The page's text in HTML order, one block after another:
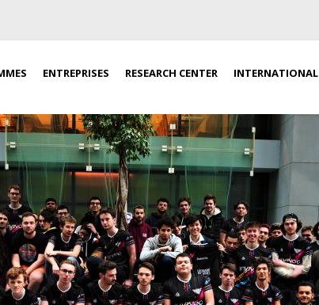
ENTREPRISES RESEARCH CENTER INTERNATIONAL